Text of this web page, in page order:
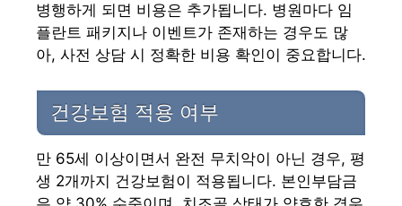
병행하게 되면 비용은 추가됩니다. 병원마다 임
플란트 패키지나 이벤트가 존재하는 경우도 많
아, 사전 상담 시 정확한 비용 확인이 중요합니다.
건강보험 적용 여부
만 65세 이상이면서 완전 무치악이 아닌 경우, 평
생 2개까지 건강보험이 적용됩니다. 본인부담금